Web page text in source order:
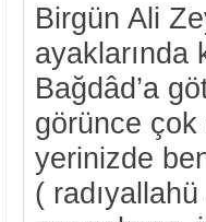
Birgün Ali
ayaklarında
Bağdâd’a
görünce çok
yerinizde
(